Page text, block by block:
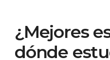
¿Mejores
dónde